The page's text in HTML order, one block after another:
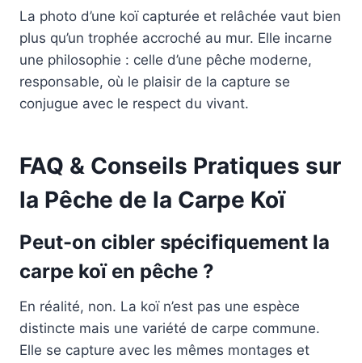
La photo d’une koï capturée et relâchée vaut bien
plus qu’un trophée accroché au mur. Elle incarne
une philosophie : celle d’une pêche moderne,
responsable, où le plaisir de la capture se
conjugue avec le respect du vivant.
FAQ & Conseils Pratiques sur
la Pêche de la Carpe Koï
Peut-on cibler spécifiquement la
carpe koï en pêche ?
En réalité, non. La koï n’est pas une espèce
distincte mais une variété de carpe commune.
Elle se capture avec les mêmes montages et